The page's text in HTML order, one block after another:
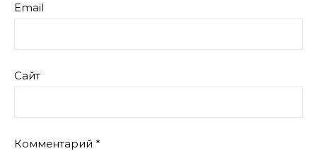
Email
Сайт
Комментарий *